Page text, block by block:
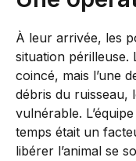
À leur arrivée, les
situation périlleuse.
coincé, mais l’une
débris du ruisseau,
vulnérable.
temps était un
libérer l’animal se